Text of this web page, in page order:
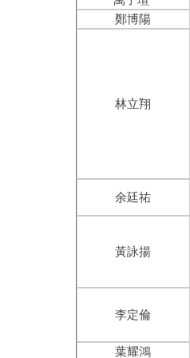
鄭博陽
林立翔
余廷祐
黃詠揚
李定倫
葉耀鴻